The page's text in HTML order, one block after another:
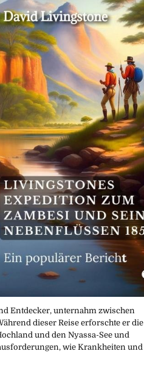
Entdecker, unternahm zwischen
dieser Reise erforschte er die
und den Nyassa-See und
wie Krankheiten und